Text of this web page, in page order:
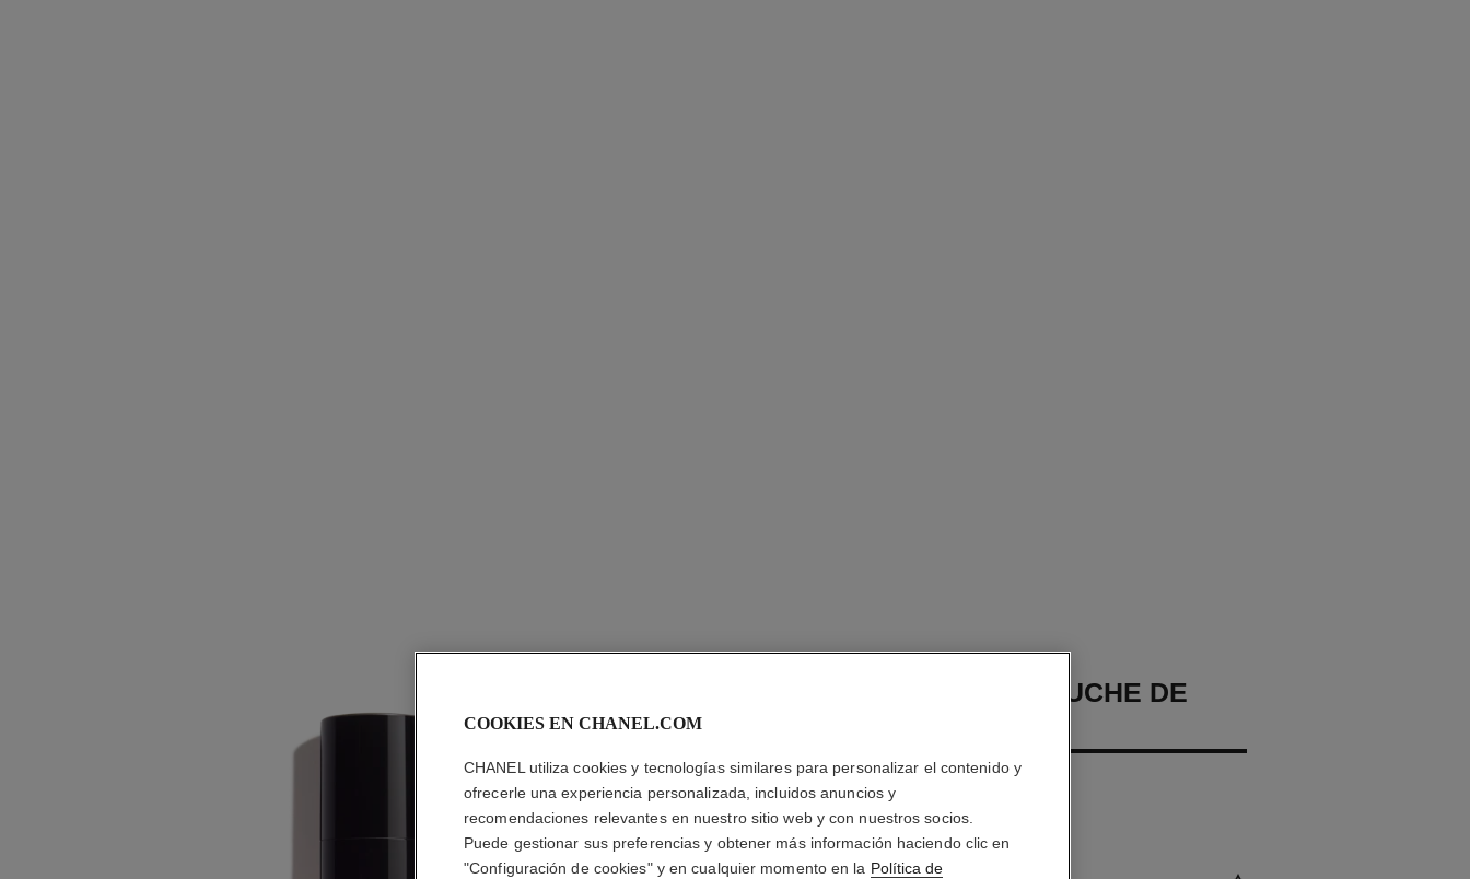
LES BEIGES TOUCHE DE
Unificar – Iluminar – Hidratar.
Más información
Ref. 184572
COOKIES EN CHANEL.COM
CHANEL utiliza cookies y tecnologías similares para personalizar el contenido y
ofrecerle una experiencia personalizada, incluidos anuncios y
recomendaciones relevantes en nuestro sitio web y con nuestros socios.
Puede gestionar sus preferencias y obtener más información haciendo clic en
"Configuración de cookies" y en cualquier momento en la Política de